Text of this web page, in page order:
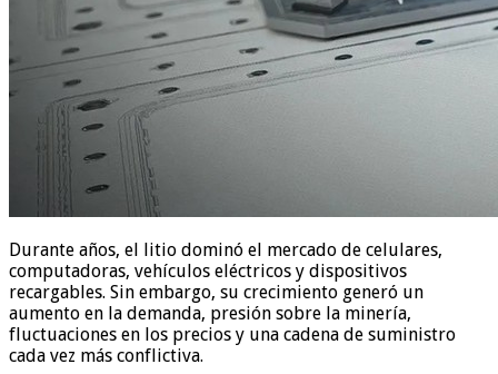
Durante años, el litio dominó el mercado de celulares,
computadoras, vehículos eléctricos y dispositivos
recargables. Sin embargo, su crecimiento generó un
aumento en la demanda, presión sobre la minería,
fluctuaciones en los precios y una cadena de suministro
cada vez más conflictiva.